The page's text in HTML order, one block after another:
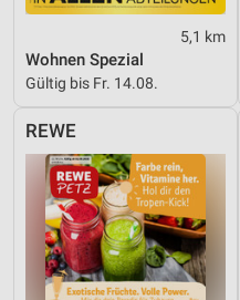
5,1 km
Wohnen Spezial
Gültig bis Fr. 14.08.
REWE